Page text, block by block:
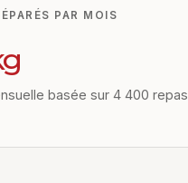
PAR MOIS
basée sur 4 400 repas